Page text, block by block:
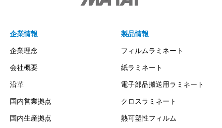
企業情報
企業理念
会社概要
沿革
国内営業拠点
国内生産拠点
製品情報
フィルムラミネート
紙ラミネート
電子部品搬送用ラミネート
クロスラミネート
熱可塑性フィルム